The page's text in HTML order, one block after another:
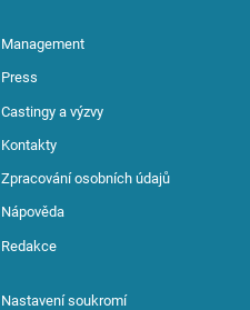
Management
Press
Castingy a výzvy
Kontakty
Zpracování osobních údajů
Nápověda
Redakce
Nastavení soukromí